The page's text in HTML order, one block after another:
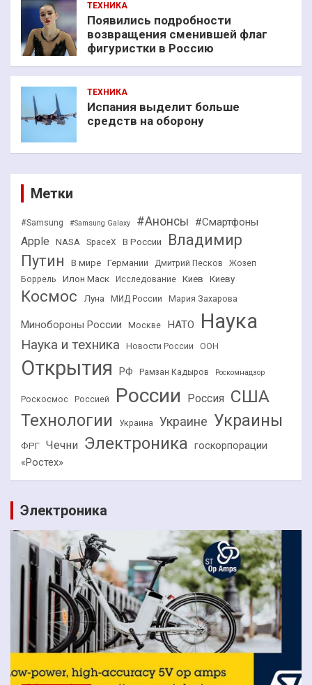
ТЕХНИКА
Появились подробности
возвращения сменившей флаг
фигуристки в Россию
ТЕХНИКА
Испания выделит больше
средств на оборону
Метки
#Samsung #Samsung Galaxy #Анонсы #Смартфоны
Apple NASA SpaceX В России
Владимир
Путин
В мире Германии Дмитрий Песков
Жозеп
Боррель
Илон Маск Исследование Киев Киеву
Космос Луна МИД России Мария Захарова
Минобороны России Москве НАТО Наука
Наука и техника Новости России ООН
Открытия РФ Рамзан Кадыров Роскомнадзор
Роскосмос Россией России Россия США
Технологии Украина Украине Украины
ФРГ Чечни Электроника госкорпорации
«Ростех»
Электроника